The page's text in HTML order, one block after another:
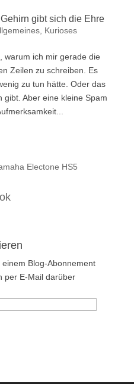
gibt sich die Ehre
, Kurioses
warum ich mir gerade die
Zeilen zu schreiben. Es
zu tun hätte. Oder das
gibt. Aber eine kleine Spam
Electone HS5
Blog-Abonnement
per E-Mail darüber